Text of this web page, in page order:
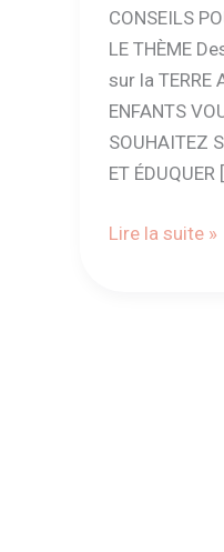
CONSEILS
LE THÈME
sur la TERRE
ENFANTS
SOUHAITEZ
ET ÉDUQUER
Lire la suite »